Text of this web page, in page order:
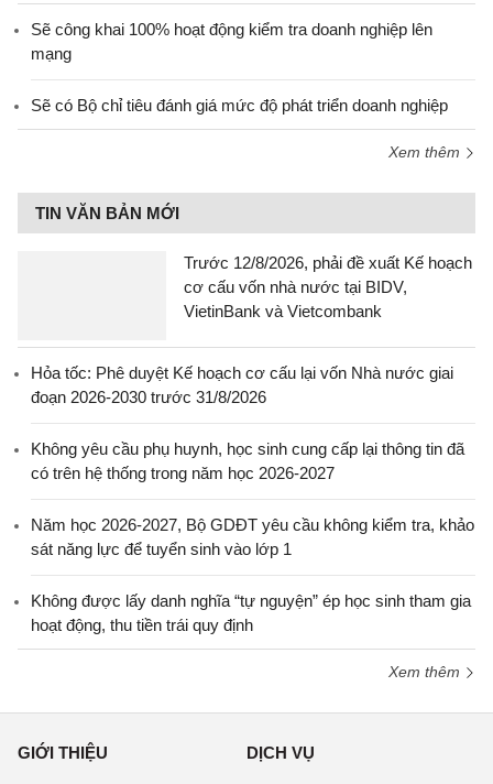
Sẽ công khai 100% hoạt động kiểm tra doanh nghiệp lên
mạng
Sẽ có Bộ chỉ tiêu đánh giá mức độ phát triển doanh nghiệp
Xem thêm
TIN VĂN BẢN MỚI
Trước 12/8/2026, phải đề xuất Kế hoạch
cơ cấu vốn nhà nước tại BIDV,
VietinBank và Vietcombank
Hỏa tốc: Phê duyệt Kế hoạch cơ cấu lại vốn Nhà nước giai
đoạn 2026-2030 trước 31/8/2026
Không yêu cầu phụ huynh, học sinh cung cấp lại thông tin đã
có trên hệ thống trong năm học 2026-2027
Năm học 2026-2027, Bộ GDĐT yêu cầu không kiểm tra, khảo
sát năng lực để tuyển sinh vào lớp 1
Không được lấy danh nghĩa “tự nguyện” ép học sinh tham gia
hoạt động, thu tiền trái quy định
Xem thêm
GIỚI THIỆU DỊCH VỤ